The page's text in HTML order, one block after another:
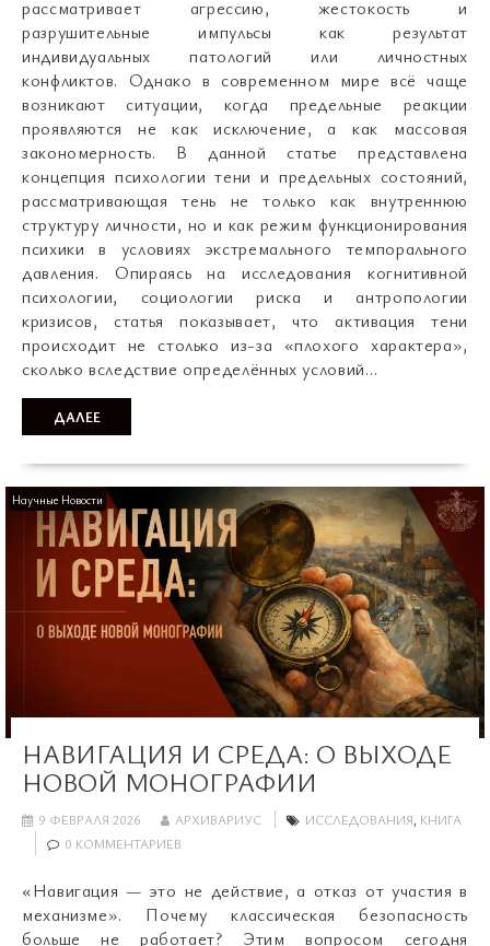
рассматривает агрессию, жестокость и
разрушительные импульсы как результат
индивидуальных патологий или личностных
конфликтов. Однако в современном мире всё чаще
возникают ситуации, когда предельные реакции
проявляются не как исключение, а как массовая
закономерность. В данной статье представлена
концепция психологии тени и предельных состояний,
рассматривающая тень не только как внутреннюю
структуру личности, но и как режим функционирования
психики в условиях экстремального темпорального
давления. Опираясь на исследования когнитивной
психологии, социологии риска и антропологии
кризисов, статья показывает, что активация тени
происходит не столько из-за «плохого характера»,
сколько вследствие определённых условий…
ДАЛЕЕ
Научные Новости
НАВИГАЦИЯ И СРЕДА: О ВЫХОДЕ
НОВОЙ МОНОГРАФИИ
9 ФЕВРАЛЯ 2026 АРХИВАРИУС ИССЛЕДОВАНИЯ, КНИГА
0 КОММЕНТАРИЕВ
«Навигация — это не действие, а отказ от участия в
механизме». Почему классическая безопасность
больше не работает? Этим вопросом сегодня